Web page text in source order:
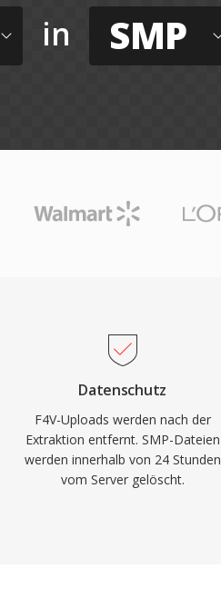
in SMP
Datenschutz
F4V-Uploads werden nach der
Extraktion entfernt. SMP-Dateien
werden innerhalb von 24 Stunden
vom Server gelöscht.